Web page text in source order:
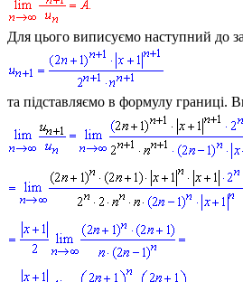
Для цього виписуємо наступний до
та підставляємо в формулу границі.